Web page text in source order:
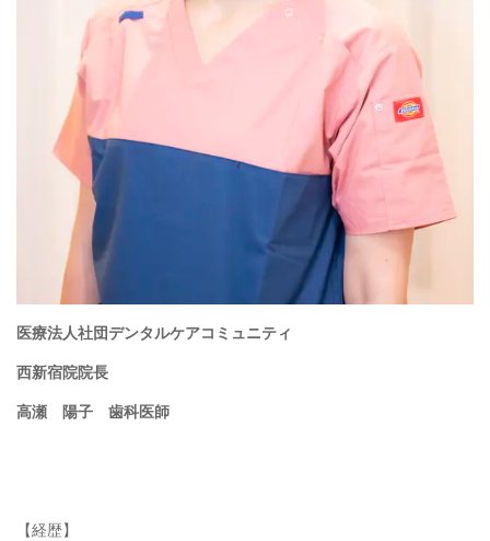
医療法人社団デンタルケアコミュニティ
西新宿院院長
高瀬 陽子 歯科医師
【経歴】